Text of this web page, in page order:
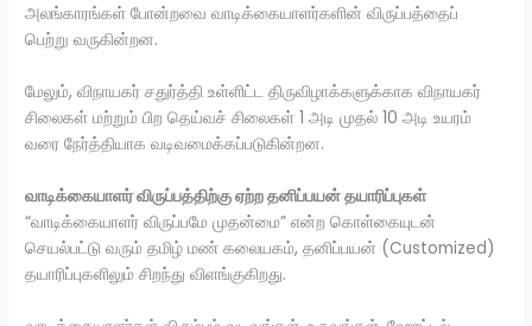
அலங்காரங்கள் போன்றவை வாடிக்கையாளர்களின் விருப்பத்தைப்
பெற்று வருகின்றன.
மேலும், விநாயகர் சதுர்த்தி உள்ளிட்ட திருவிழாக்களுக்காக விநாயகர்
சிலைகள் மற்றும் பிற தெய்வச் சிலைகள் 1 அடி முதல் 10 அடி உயரம்
வரை நேர்த்தியாக வடிவமைக்கப்படுகின்றன.
வாடிக்கையாளர் விருப்பத்திற்கு ஏற்ற தனிப்பயன் தயாரிப்புகள்
“வாடிக்கையாளர் விருப்பமே முதன்மை” என்ற கொள்கையுடன்
செயல்பட்டு வரும் தமிழ் மண் கலையகம், தனிப்பயன் (Customized)
தயாரிப்புகளிலும் சிறந்து விளங்குகிறது.